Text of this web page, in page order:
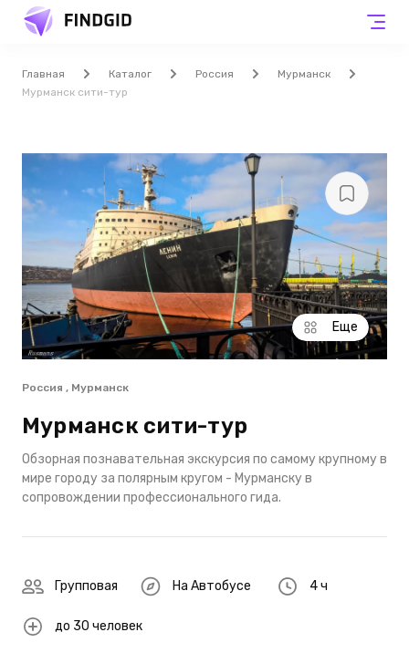
Главная Каталог Россия
Мурманск
Мурманск сити-тур
Еще
Россия , Мурманск
Мурманск сити-тур
Обзорная познавательная экскурсия по самому крупному в
мире городу за полярным кругом - Мурманску в
сопровождении профессионального гида.
Групповая На Автобусе 4 ч
до 30 человек